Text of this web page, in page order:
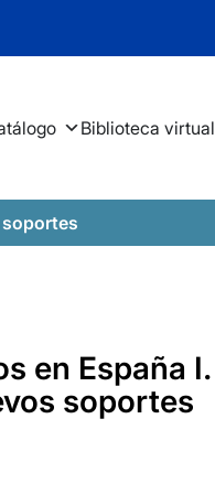
Biblioteca virtual
en España I.
soportes